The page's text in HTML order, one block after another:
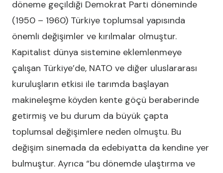
döneme geçildiği Demokrat Parti döneminde
(1950 – 1960) Türkiye toplumsal yapısında
önemli değişimler ve kırılmalar olmuştur.
Kapitalist dünya sistemine eklemlenmeye
çalışan Türkiye’de, NATO ve diğer uluslararası
kuruluşların etkisi ile tarımda başlayan
makineleşme köyden kente göçü beraberinde
getirmiş ve bu durum da büyük çapta
toplumsal değişimlere neden olmuştu. Bu
değişim sinemada da edebiyatta da kendine yer
bulmuştur. Ayrıca “bu dönemde ulaştırma ve